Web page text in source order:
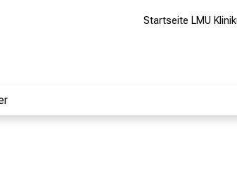
Startseite LMU